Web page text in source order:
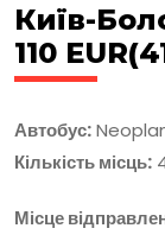
Київ-
110
Автобус:
Кількість місць:
Місце